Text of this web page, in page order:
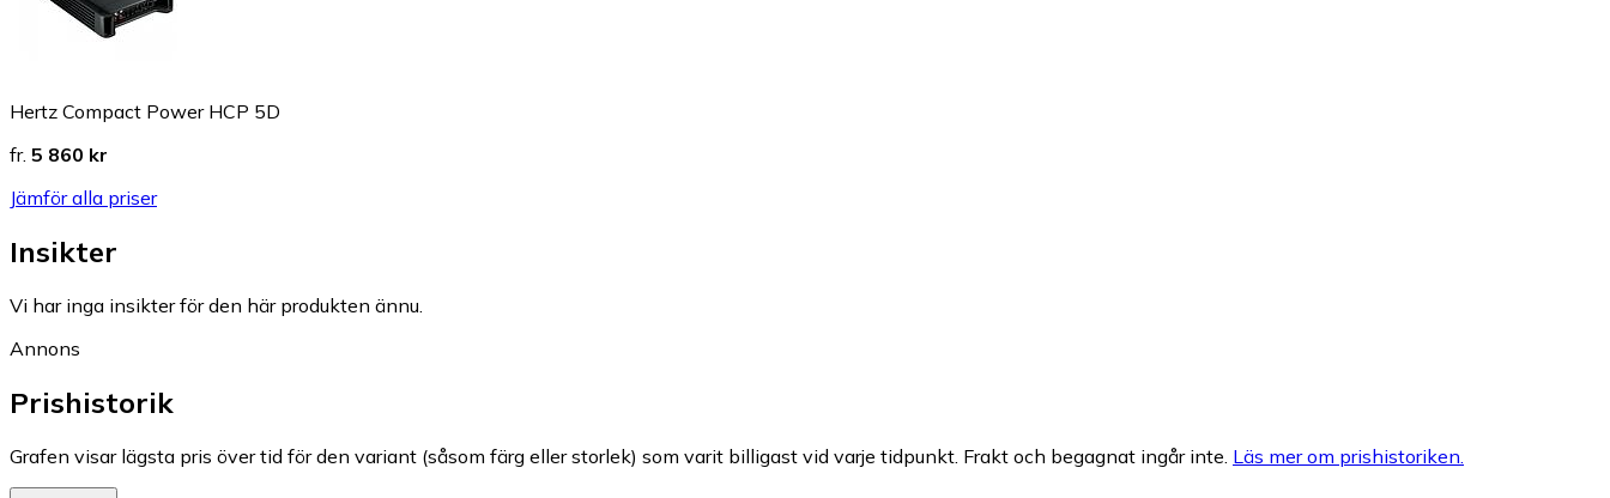
Hertz Compact Power HCP 5D
fr. 5 860 kr
Jämför alla priser
Insikter
Vi har inga insikter för den här produkten ännu.
Annons
Prishistorik
Grafen visar lägsta pris över tid för den variant (såsom färg eller storlek) som varit billigast vid varje tidpunkt. Frakt och begagnat ingår inte. Läs mer om prishistoriken.